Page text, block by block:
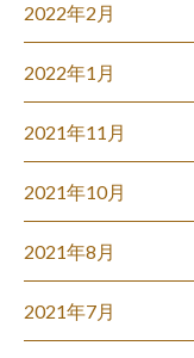
2022年2月
2022年1月
2021年11月
2021年10月
2021年8月
2021年7月